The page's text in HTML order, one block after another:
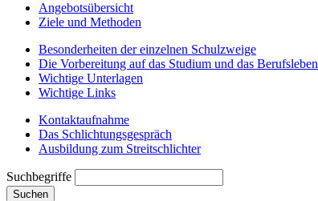
Angebotsübersicht
Ziele und Methoden
Besonderheiten der einzelnen Schulzweige
Die Vorbereitung auf das Studium und das Berufsleben
Wichtige Unterlagen
Wichtige Links
Kontaktaufnahme
Das Schlichtungsgespräch
Ausbildung zum Streitschlichter
Suchbegriffe
Suchen